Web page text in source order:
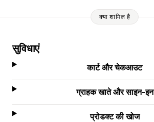
क्या शामिल है
सुविधाएं
कार्ट और चेकआउट
ग्राहक खाते और साइन-इन
प्रोडक्ट की खोज